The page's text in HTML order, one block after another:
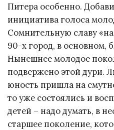
Питера особенно.
инициатива голоса
Сомнительную славу
90-х город, в основном,
Нынешнее молодое
подвержено этой дури.
юность пришла на
то уже состоялись и
детей – надо думать, в
старшее поколение,